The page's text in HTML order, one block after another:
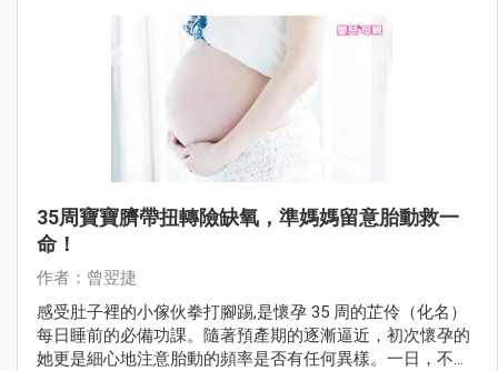
35周寶寶臍帶扭轉險缺氧，準媽媽留意胎動救一
命！
作者：曾翌捷
感受肚子裡的小傢伙拳打腳踢,是懷孕 35 周的芷伶（化名）
每日睡前的必備功課。隨著預產期的逐漸逼近，初次懷孕的
她更是細心地注意胎動的頻率是否有任何異樣。一日，不論